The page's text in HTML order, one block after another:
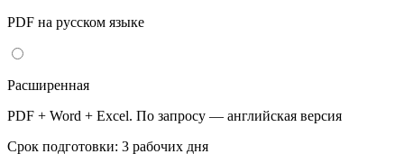
PDF на русском языке
Расширенная
PDF + Word + Excel. По запросу — английская версия
Срок подготовки: 3 рабочих дня